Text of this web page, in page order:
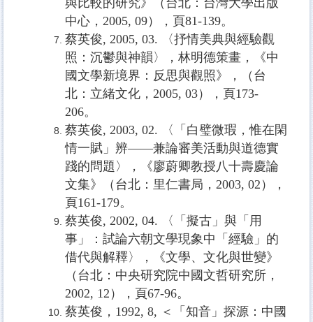
與比較的研究》（台北：台灣大學出版
中心， 2005, 09），頁81-139。
蔡英俊, 2005, 03.
〈抒情美典與經驗觀
照：沉鬱與神韻〉，林明德策畫，《中
國文學新境界：反思與觀照》，（台
北：立緒文化， 2005, 03），頁173-
206。
蔡英俊, 2003, 02.
〈「白璧微瑕，惟在閑
情一賦」辨——兼論審美活動與道德實
踐的問題〉，《廖蔚卿教授八十壽慶論
文集》（台北：里仁書局， 2003, 02 ），
頁161-179。
蔡英俊, 2002, 04.
〈「擬古」與「用
事」：試論六朝文學現象中「經驗」的
借代與解釋〉，《文學、文化與世變》
（台北：中央研究院中國文哲研究所，
2002, 12 ），頁67-96。
蔡英俊， 1992, 8, ＜「知音」探源：中國